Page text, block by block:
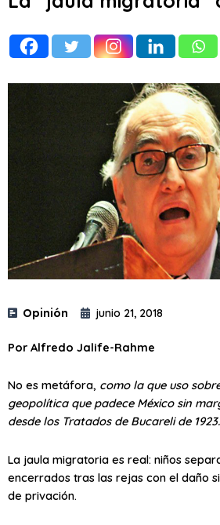
Opinión junio 21, 2018
Por Alfredo Jalife-Rahme
No es metáfora, como la que uso
geopolíticaque padece México sin
desde los Tratados de Bucareli de 1923.
La jaula migratoria es real: niños
encerrados tras las rejas con el daño
de privación.